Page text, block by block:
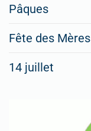
Pâques
Fête des Mères
14 juillet